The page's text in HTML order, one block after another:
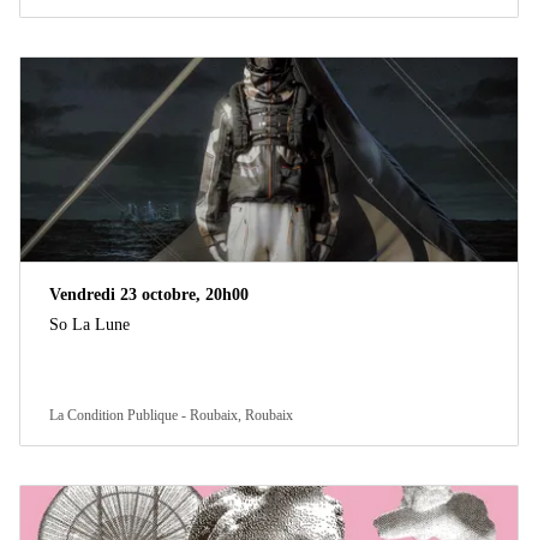
Vendredi 23 octobre, 20h00
So La Lune
La Condition Publique - Roubaix, Roubaix